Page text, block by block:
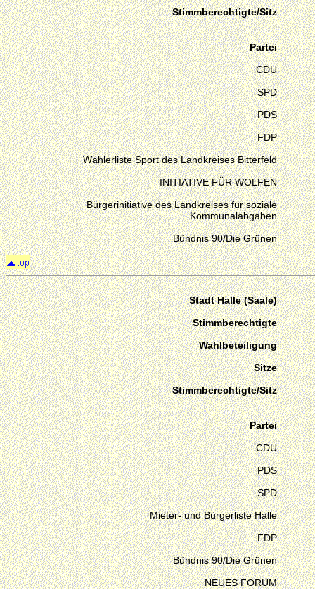
Stimmberechtigte/Sitz
Partei
CDU
SPD
PDS
FDP
Wählerliste Sport des Landkreises Bitterfeld
INITIATIVE FÜR WOLFEN
Bürgerinitiative des Landkreises für soziale
Kommunalabgaben
Bündnis 90/Die Grünen
Stadt Halle (Saale)
Stimmberechtigte
Wahlbeteiligung
Sitze
Stimmberechtigte/Sitz
Partei
CDU
PDS
SPD
Mieter- und Bürgerliste Halle
FDP
Bündnis 90/Die Grünen
NEUES FORUM